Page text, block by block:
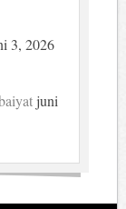
3, 2026
juni